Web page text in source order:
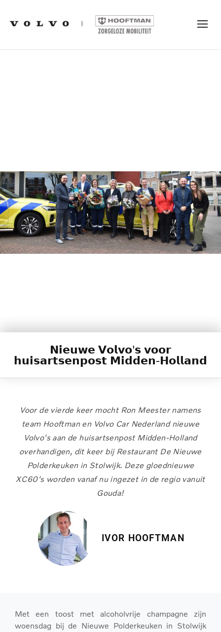
𝗡𝗶𝗲𝘂𝘄𝗲 𝗩𝗼𝗹𝘃𝗼'𝘀 𝘃𝗼𝗼𝗿
𝗵𝘂𝗶𝘀𝗮𝗿𝘁𝘀𝗲𝗻𝗽𝗼𝘀𝘁 𝗠𝗶𝗱𝗱𝗲𝗻-𝗛𝗼𝗹𝗹𝗮𝗻𝗱
Voor de vierde keer mocht Ron Meester namens
team Hooftman en Volvo Car Nederland nieuwe
Volvo's aan de huisartsenpost Midden-Holland
overhandigen, dit keer bij Restaurant De Nieuwe
Polderkeuken in Stolwijk. Deze gloednieuwe
XC60's worden vanaf nu ingezet in de regio vanuit
Gouda!
IVOR HOOFTMAN
Met een toost met alcoholvrije champagne zijn
woensdag bij de Nieuwe Polderkeuken in Stolwijk